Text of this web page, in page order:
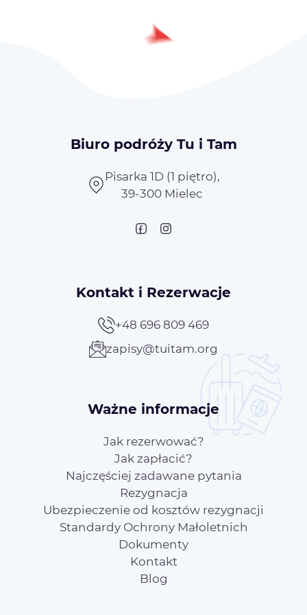
Biuro podróży Tu i Tam
Pisarka 1D (1 piętro),
39-300 Mielec
Kontakt i Rezerwacje
+48 696 809 469
zapisy@tuitam.org
Ważne informacje
Jak rezerwować?
Jak zapłacić?
Najczęściej zadawane pytania
Rezygnacja
Ubezpieczenie od kosztów rezygnacji
Standardy Ochrony Małoletnich
Dokumenty
Kontakt
Blog